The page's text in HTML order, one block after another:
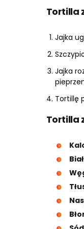
Tortilla
Jajka
Jajka
Tortillę
Tortilla